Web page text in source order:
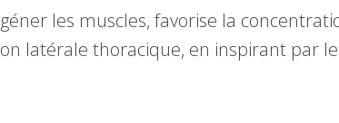
les muscles, favorise la
latérale thoracique, en inspirant par